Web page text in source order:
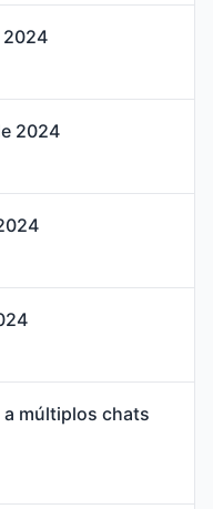
2024
2024
múltiplos chats